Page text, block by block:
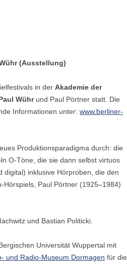
(Ausstellung)
in der Akademie der
Wühr und Paul Pörtner statt. Die
Informationen unter: www.berliner-
Produktionsparadigma durch: die
O-Töne, die sie dann selbst virtuos
digital) inklusive Hörproben, die den
Paul Pörtner (1925–1984)
und Bastian Politicki.
Universität Wuppertal mit
und Radio-Museum Dormagen für die